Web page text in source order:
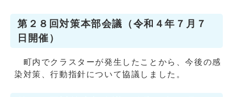
第２８回対策本部会議（令和４年７月７
日開催）
町内でクラスターが発生したことから、今後の感
染対策、行動指針について協議しました。